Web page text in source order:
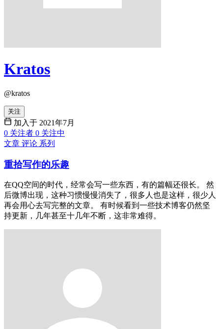
Kratos
@kratos
关注
加入于 2021年7月
0 关注者 0 关注中
文章 评论 系列
重拾写作的乐趣
在QQ空间的时代，经常会写一些东西，有的篇幅还很长。 然
后微博出现，这种习惯慢慢消失了，很多人也是这样，很少人
再会用心去写完整的文章。 有时候看到一些技术博客仍然坚
持更新，几年甚至十几年不断，这非常难得。